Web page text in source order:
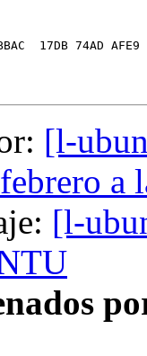
17DB 74AD AFE9
[l-
a
[l-